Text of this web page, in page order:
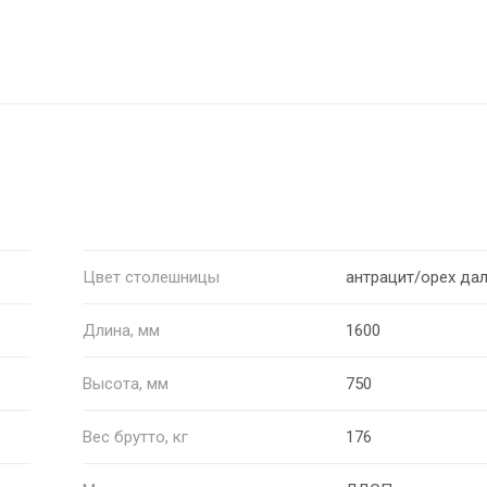
Цвет столешницы антрацит/орех
Длина, мм 1600
Высота, мм 750
Вес брутто, кг 176